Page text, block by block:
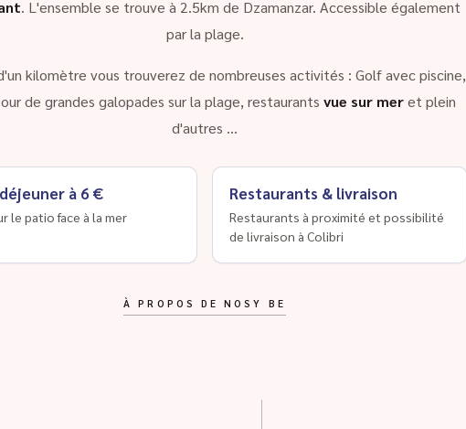
. L'ensemble se trouve à 2.5km de Dzamanzar. Accessible également
par la plage.
kilomètre vous trouverez de nombreuses activités : Golf avec piscine,
de grandes galopades sur la plage, restaurants vue sur meret plein
d'autres …
à 6 €
le patio face à la mer
Restaurants & livraison
Restaurants à proximité et possibilité
de livraison à Colibri
À PROPOS DE NOSY BE